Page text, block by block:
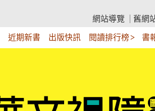
網站導覽
舊網
近期新書 出版快訊 閱讀排行榜 書